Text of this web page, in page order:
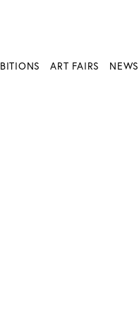
ART FAIRS NEWS